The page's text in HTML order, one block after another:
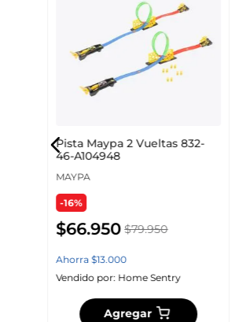
Pista Maypa 2 Vueltas 832-
46-A104948
MAYPA
-16%
$66.950 $79.950
Ahorra$13.000
Vendido por: Home Sentry
Agregar